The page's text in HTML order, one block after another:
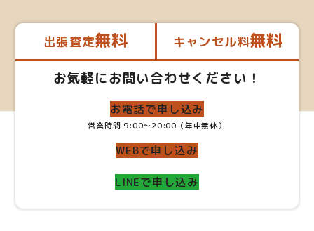
出張査定無料 キャンセル料無料
お気軽にお問い合わせください！
お電話で申し込み
営業時間 9:00～20:00（年中無休）
WEBで申し込み
LINEで申し込み